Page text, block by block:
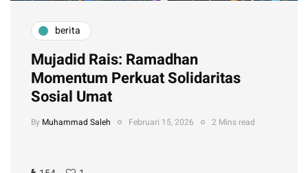
berita
Mujadid Rais: Ramadhan
Momentum Perkuat Solidaritas
Sosial Umat
By Muhammad Saleh Februari 15, 2026 2 Mins read